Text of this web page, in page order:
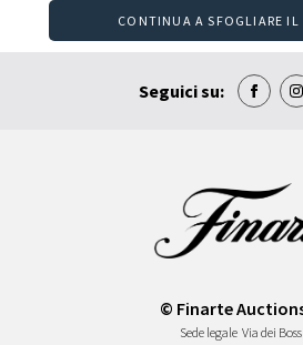
CONTINUA A SFOGLIARE IL
Seguici su:
© Finarte
Sede legale Via dei